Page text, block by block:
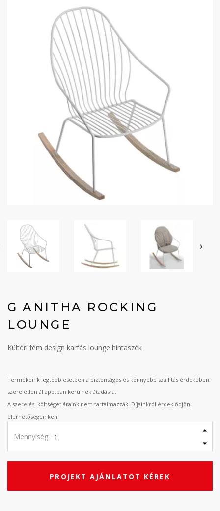
›
G ANITHA ROCKING
LOUNGE
Kültéri fém design karfás lounge hintaszék
Termékeink legtöbb esetben a biztonságos és könnyebb szállítás érdekében,
szereletlen állapotban kerülnek átadásra.
A szerelési költséget áraink nem tartalmazzák. Díjainkról érdeklődjön
elérhetőségeinken.
Mennyiség
PROJEKT AJÁNLATOT KÉREK